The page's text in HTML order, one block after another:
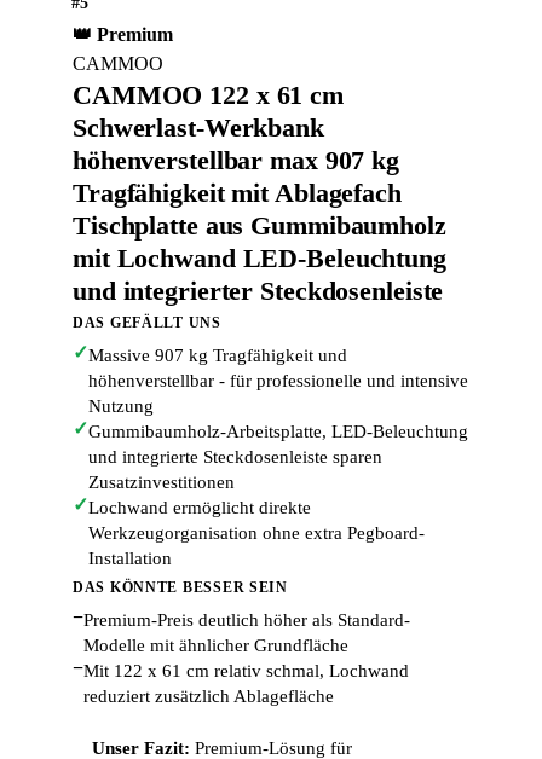
👑 Premium
CAMMOO
CAMMOO 122 x 61 cm
Schwerlast-Werkbank
höhenverstellbar max 907 kg
Tragfähigkeit mit Ablagefach
Tischplatte aus Gummibaumholz
mit Lochwand LED-Beleuchtung
und integrierter Steckdosenleiste
DAS GEFÄLLT UNS
✓Massive 907 kg Tragfähigkeit und
höhenverstellbar - für professionelle und intensive
Nutzung
✓Gummibaumholz-Arbeitsplatte, LED-Beleuchtung
und integrierte Steckdosenleiste sparen
Zusatzinvestitionen
✓Lochwand ermöglicht direkte
Werkzeugorganisation ohne extra Pegboard-
Installation
DAS KÖNNTE BESSER SEIN
−Premium-Preis deutlich höher als Standard-
Modelle mit ähnlicher Grundfläche
−Mit 122 x 61 cm relativ schmal, Lochwand
reduziert zusätzlich Ablagefläche
Unser Fazit: Premium-Lösung für